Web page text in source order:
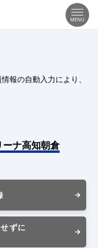
MENU
報の自動入力により、
ーナ高知朝倉
ずに